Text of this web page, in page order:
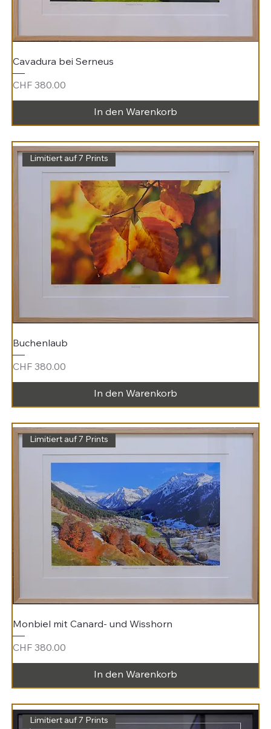
Cavadura bei Serneus
Preis
CHF 380.00
In den Warenkorb
Limitiert auf 7 Prints
Buchenlaub
Preis
CHF 380.00
In den Warenkorb
Limitiert auf 7 Prints
Monbiel mit Canard- und Wisshorn
Preis
CHF 380.00
In den Warenkorb
Limitiert auf 7 Prints